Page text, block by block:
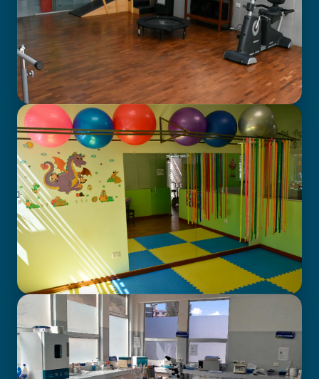
GABINETE DE FISIOTERAPIA
CENTRO DE ATENCIÓN EN
NEURODESARROLLO INFANTIL